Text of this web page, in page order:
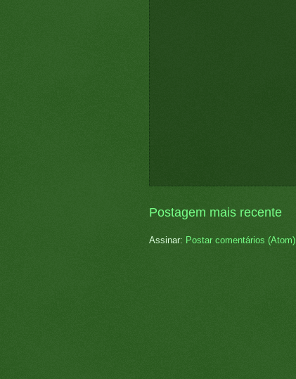
Postagem mais recente
Assinar: Postar comentários (Atom)